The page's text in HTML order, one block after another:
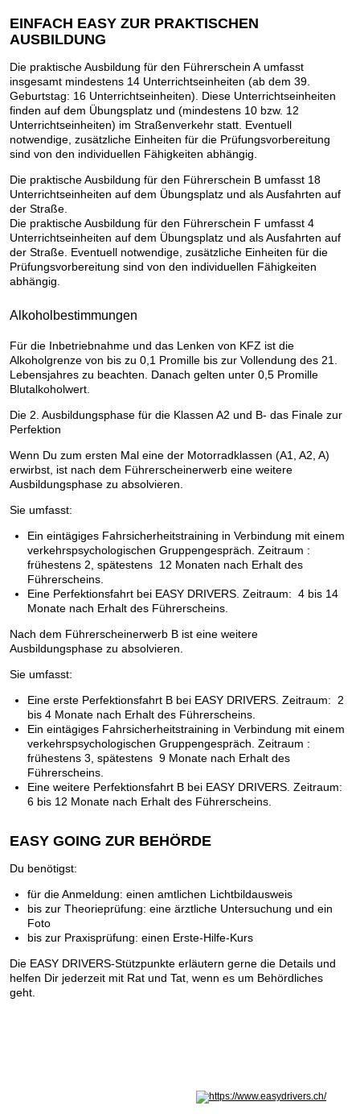
EINFACH EASY ZUR PRAKTISCHEN
AUSBILDUNG
Die praktische Ausbildung für den Führerschein A umfasst
insgesamt mindestens 14 Unterrichtseinheiten (ab dem 39.
Geburtstag: 16 Unterrichtseinheiten). Diese Unterrichtseinheiten
finden auf dem Übungsplatz und (mindestens 10 bzw. 12
Unterrichtseinheiten) im Straßenverkehr statt. Eventuell
notwendige, zusätzliche Einheiten für die Prüfungsvorbereitung
sind von den individuellen Fähigkeiten abhängig.
Die praktische Ausbildung für den Führerschein B umfasst 18
Unterrichtseinheiten auf dem Übungsplatz und als Ausfahrten auf
der Straße.
Die praktische Ausbildung für den Führerschein F umfasst 4
Unterrichtseinheiten auf dem Übungsplatz und als Ausfahrten auf
der Straße. Eventuell notwendige, zusätzliche Einheiten für die
Prüfungsvorbereitung sind von den individuellen Fähigkeiten
abhängig.
Alkoholbestimmungen
Für die Inbetriebnahme und das Lenken von KFZ ist die
Alkoholgrenze von bis zu 0,1 Promille bis zur Vollendung des 21.
Lebensjahres zu beachten. Danach gelten unter 0,5 Promille
Blutalkoholwert.
Die 2. Ausbildungsphase für die Klassen A2 und B- das Finale zur
Perfektion
Wenn Du zum ersten Mal eine der Motorradklassen (A1, A2, A)
erwirbst, ist nach dem Führerscheinerwerb eine weitere
Ausbildungsphase zu absolvieren.
Sie umfasst:
Ein eintägiges Fahrsicherheitstraining in Verbindung mit einem
verkehrspsychologischen Gruppengespräch. Zeitraum :
frühestens 2, spätestens 12 Monaten nach Erhalt des
Führerscheins.
Eine Perfektionsfahrt bei EASY DRIVERS. Zeitraum: 4 bis 14
Monate nach Erhalt des Führerscheins.
Nach dem Führerscheinerwerb B ist eine weitere
Ausbildungsphase zu absolvieren.
Sie umfasst:
Eine erste Perfektionsfahrt B bei EASY DRIVERS. Zeitraum: 2
bis 4 Monate nach Erhalt des Führerscheins.
Ein eintägiges Fahrsicherheitstraining in Verbindung mit einem
verkehrspsychologischen Gruppengespräch. Zeitraum :
frühestens 3, spätestens 9 Monate nach Erhalt des
Führerscheins.
Eine weitere Perfektionsfahrt B bei EASY DRIVERS. Zeitraum:
6 bis 12 Monate nach Erhalt des Führerscheins.
EASY GOING ZUR BEHÖRDE
Du benötigst:
für die Anmeldung: einen amtlichen Lichtbildausweis
bis zur Theorieprüfung: eine ärztliche Untersuchung und ein
Foto
bis zur Praxisprüfung: einen Erste-Hilfe-Kurs
Die EASY DRIVERS-Stützpunkte erläutern gerne die Details und
helfen Dir jederzeit mit Rat und Tat, wenn es um Behördliches
geht.